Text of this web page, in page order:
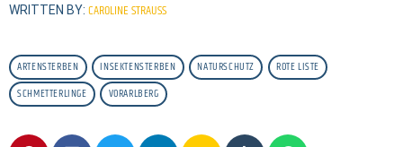
WRITTEN BY: CAROLINE STRAUSS
ARTENSTERBEN INSEKTENSTERBEN NATURSCHUTZ
ROTE LISTE
SCHMETTERLINGE
VORARLBERG